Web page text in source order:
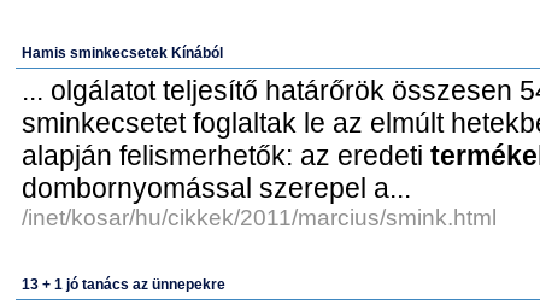
Hamis sminkecsetek Kínából
... olgálatot teljesítő határőrök összesen
sminkecsetet foglaltak le az elmúlt
alapján felismerhetők: az eredeti
dombornyomással szerepel a...
/inet/kosar/hu/cikkek/2011/marcius/smink.html
13 + 1 jó tanács az ünnepekre